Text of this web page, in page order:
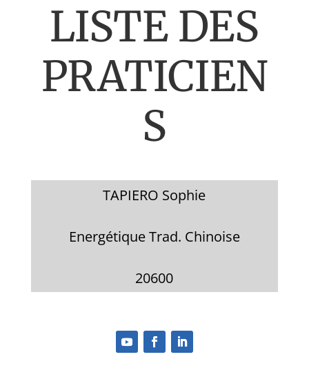
LISTE DES
PRATICIEN
S
TAPIERO Sophie
Energétique Trad. Chinoise
20600